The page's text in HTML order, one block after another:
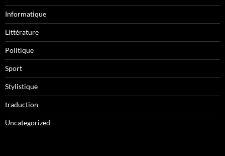
Informatique
Littérature
Politique
Sport
Stylistique
traduction
Uncategorized